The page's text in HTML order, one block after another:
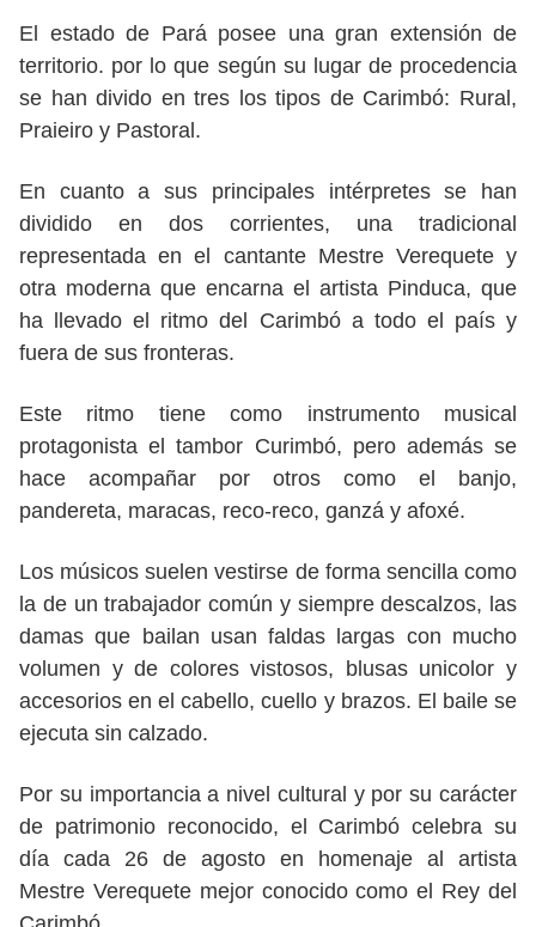
El estado de Pará posee una gran extensión de
territorio. por lo que según su lugar de procedencia
se han divido en tres los tipos de Carimbó: Rural,
Praieiro y Pastoral.
En cuanto a sus principales intérpretes se han
dividido en dos corrientes, una tradicional
representada en el cantante Mestre Verequete y
otra moderna que encarna el artista Pinduca, que
ha llevado el ritmo del Carimbó a todo el país y
fuera de sus fronteras.
Este ritmo tiene como instrumento musical
protagonista el tambor Curimbó, pero además se
hace acompañar por otros como el banjo,
pandereta, maracas, reco-reco, ganzá y afoxé.
Los músicos suelen vestirse de forma sencilla como
la de un trabajador común y siempre descalzos, las
damas que bailan usan faldas largas con mucho
volumen y de colores vistosos, blusas unicolor y
accesorios en el cabello, cuello y brazos. El baile se
ejecuta sin calzado.
Por su importancia a nivel cultural y por su carácter
de patrimonio reconocido, el Carimbó celebra su
día cada 26 de agosto en homenaje al artista
Mestre Verequete mejor conocido como el Rey del